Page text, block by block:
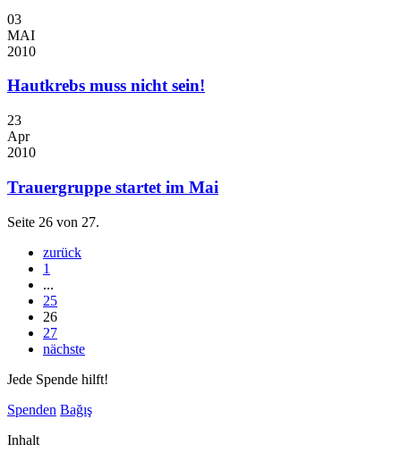
03
MAI
2010
Hautkrebs muss nicht sein!
23
Apr
2010
Trauergruppe startet im Mai
Seite 26 von 27.
zurück
1
...
25
26
27
nächste
Jede Spende hilft!
Spenden Bağış
Inhalt